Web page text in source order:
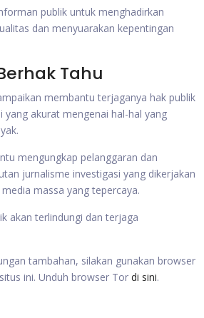
publik untuk menghadirkan
dan menyuarakan kepentingan
Tahu
membantu terjaganya hak publik
akurat mengenai hal-hal yang
mengungkap pelanggaran dan
jurnalisme investigasi yang dikerjakan
massa yang tepercaya.
akan terlindungi dan terjaga
tambahan, silakan gunakan browser
ini. Unduh browser Tor di sini.